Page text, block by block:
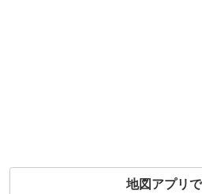
地図アプリで